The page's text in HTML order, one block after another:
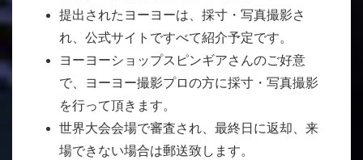
提出されたヨーヨーは、採寸・写真撮影さ
れ、公式サイトですべて紹介予定です。
ヨーヨーショップスピンギアさんのご好意
で、ヨーヨー撮影プロの方に採寸・写真撮影
を行って頂きます。
世界大会会場で審査され、最終日に返却、来
場できない場合は郵送致します。